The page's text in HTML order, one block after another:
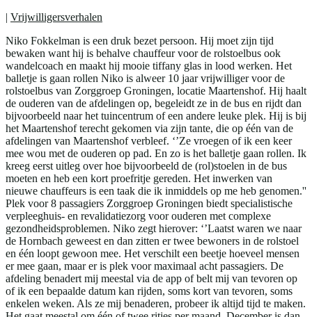
| Vrijwilligersverhalen
Niko Fokkelman is een druk bezet persoon. Hij moet zijn tijd
bewaken want hij is behalve chauffeur voor de rolstoelbus ook
wandelcoach en maakt hij mooie tiffany glas in lood werken. Het
balletje is gaan rollen Niko is alweer 10 jaar vrijwilliger voor de
rolstoelbus van Zorggroep Groningen, locatie Maartenshof. Hij haalt
de ouderen van de afdelingen op, begeleidt ze in de bus en rijdt dan
bijvoorbeeld naar het tuincentrum of een andere leuke plek. Hij is bij
het Maartenshof terecht gekomen via zijn tante, die op één van de
afdelingen van Maartenshof verbleef. ‘’Ze vroegen of ik een keer
mee wou met de ouderen op pad. En zo is het balletje gaan rollen. Ik
kreeg eerst uitleg over hoe bijvoorbeeld de (rol)stoelen in de bus
moeten en heb een kort proefritje gereden. Het inwerken van
nieuwe chauffeurs is een taak die ik inmiddels op me heb genomen.''
Plek voor 8 passagiers Zorggroep Groningen biedt specialistische
verpleeghuis- en revalidatiezorg voor ouderen met complexe
gezondheidsproblemen. Niko zegt hierover: ‘’Laatst waren we naar
de Hornbach geweest en dan zitten er twee bewoners in de rolstoel
en één loopt gewoon mee. Het verschilt een beetje hoeveel mensen
er mee gaan, maar er is plek voor maximaal acht passagiers. De
afdeling benadert mij meestal via de app of belt mij van tevoren op
of ik een bepaalde datum kan rijden, soms kort van tevoren, soms
enkelen weken. Als ze mij benaderen, probeer ik altijd tijd te maken.